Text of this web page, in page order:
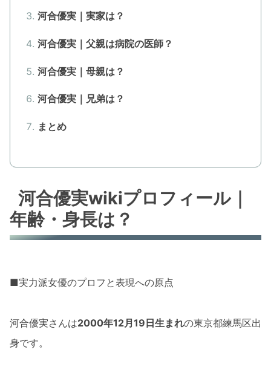
河合優実｜実家は？
河合優実｜父親は病院の医師？
河合優実｜母親は？
河合優実｜兄弟は？
まとめ
河合優実wikiプロフィール｜
年齢・身長は？
■実力派女優のプロフと表現への原点
河合優実さんは2000年12月19日生まれの東京都練馬区出
身です。